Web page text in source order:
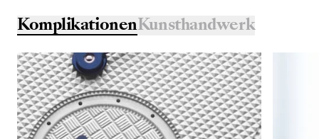
KomplikationenKunsthandwerk